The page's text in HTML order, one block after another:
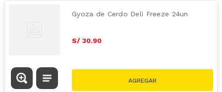
Gyoza de Cerdo Deli Freeze 24un
S/ 30.90